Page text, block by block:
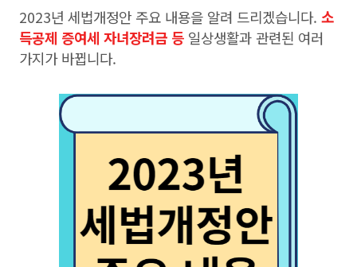
2023년 세법개정안 주요 내용을 알려 드리겠습니다. 소
득공제 증여세 자녀장려금 등 일상생활과 관련된 여러
가지가 바뀝니다.